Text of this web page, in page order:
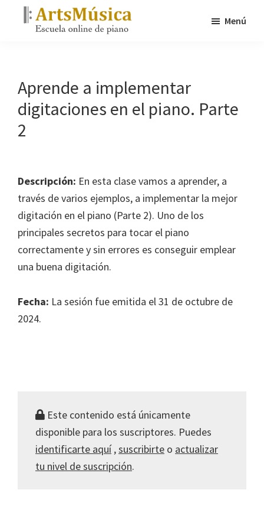
Saltar
de
piano
Menú
Aprende a implementar
digitaciones en el piano. Parte
2
Descripción: En esta clase vamos a aprender, a
través de varios ejemplos, a implementar la mejor
digitación en el piano (Parte 2). Uno de los
principales secretos para tocar el piano
correctamente y sin errores es conseguir emplear
una buena digitación.
Fecha: La sesión fue emitida el 31 de octubre de
2024.
Este contenido está únicamente
disponible para los suscriptores. Puedes
identificarte aquí,suscribirte o actualizar
tu nivel de suscripción.